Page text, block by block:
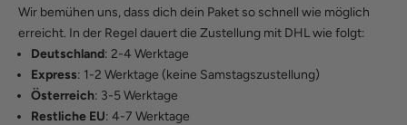
Wir bemühen uns, dass dich dein Paket so schnell wie möglich
erreicht. In der Regel dauert die Zustellung mit DHL wie folgt:
Deutschland: 2-4 Werktage
Express: 1-2 Werktage (keine Samstagszustellung)
Österreich: 3-5 Werktage
Restliche EU: 4-7 Werktage